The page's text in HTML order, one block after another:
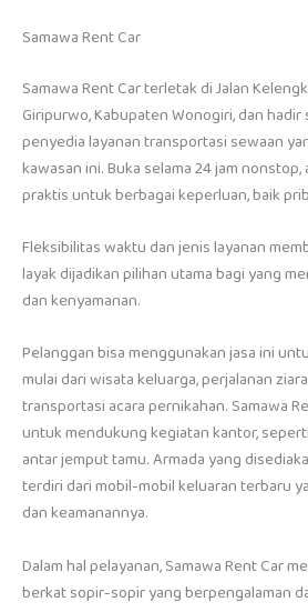
Samawa Rent Car
Samawa Rent Car terletak di Jalan
Giripurwo, Kabupaten Wonogiri, dan hadir
penyedia layanan transportasi sewaan
kawasan ini. Buka selama 24 jam
praktis untuk berbagai keperluan, baik
Fleksibilitas waktu dan jenis layanan
layak dijadikan pilihan utama bagi yang
dan kenyamanan.
Pelanggan bisa menggunakan jasa ini
mulai dari wisata keluarga, perjalanan
transportasi acara pernikahan. Samawa
untuk mendukung kegiatan kantor,
antar jemput tamu. Armada yang
terdiri dari mobil-mobil keluaran terbaru
dan keamanannya.
Dalam hal pelayanan, Samawa Rent Car
berkat sopir-sopir yang berpengalaman